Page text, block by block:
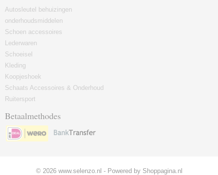
Autosleutel behuizingen
onderhoudsmiddelen
Schoen accessoires
Lederwaren
Schoeisel
Kleding
Koopjeshoek
Schaats Accessoires & Onderhoud
Ruitersport
Betaalmethodes
© 2026 www.selenzo.nl - Powered by Shoppagina.nl